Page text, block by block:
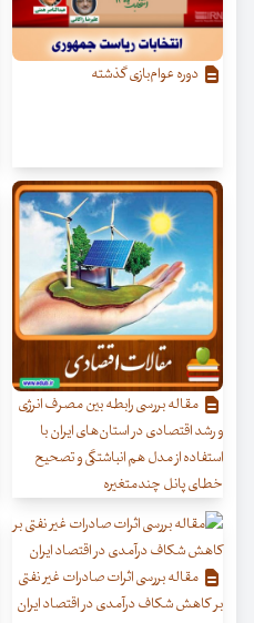
دوره عوام‌بازی گذشته
مقاله بررسی رابطه بین مصرف انرژی
و رشد اقتصادی در استان‌های ایران با
استفاده از مدل هم انباشتگی و تصحیح
خطای پانل چندمتغیره
مقاله بررسی اثرات صادرات غیر نفتی
بر کاهش شکاف درآمدی در اقتصاد ایران